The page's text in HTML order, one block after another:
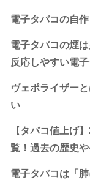
電子タバコの自
電子タバコの煙
反応しやすい電
ヴェポライザー
い
【タバコ値上げ
覧！過去の歴史
電子タバコは「